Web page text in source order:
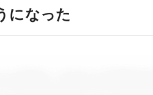
になった